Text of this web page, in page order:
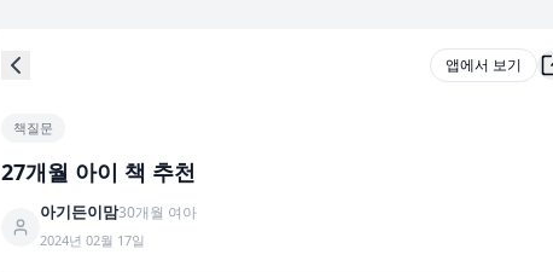
앱에서 보기
책질문
27개월 아이 책 추천
아기든이맘30개월 여아
2024년 02월 17일